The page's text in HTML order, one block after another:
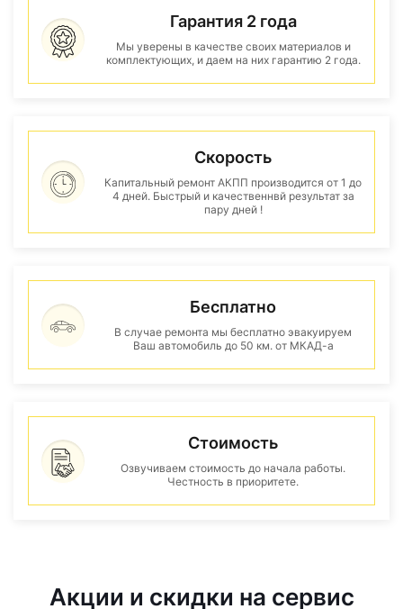
Гарантия 2 года
Мы уверены в качестве своих материалов и
комплектующих, и даем на них гарантию 2 года.
Скорость
Капитальный ремонт АКПП производится от 1 до
4 дней. Быстрый и качественнвй результат за
пару дней !
Бесплатно
В случае ремонта мы бесплатно эвакуируем
Ваш автомобиль до 50 км. от МКАД-а
Стоимость
Озвучиваем стоимость до начала работы.
Честность в приоритете.
Акции и скидки на сервис